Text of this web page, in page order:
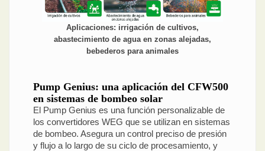
Aplicaciones: irrigación de cultivos,
abastecimiento de agua en zonas alejadas,
bebederos para animales
Pump Genius: una aplicación del CFW500
en sistemas de bombeo solar
El Pump Genius es una función personalizable de
los convertidores WEG que se utilizan en sistemas
de bombeo. Asegura un control preciso de presión
y flujo a lo largo de su ciclo de procesamiento, y